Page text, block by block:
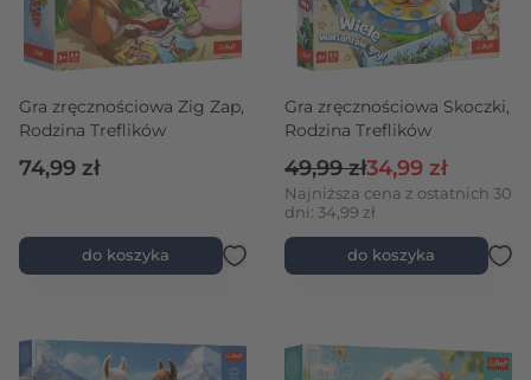
Gra zręcznościowa Zig Zap,
Rodzina Treflików
74,99 zł
do koszyka
Gra zręcznościowa Skoczki,
Rodzina Treflików
Cena
34,99 zł
Cena regularna
49,99 zł
Najniższa cena z ostatnich 30
dni: 34,99 zł
do koszyka